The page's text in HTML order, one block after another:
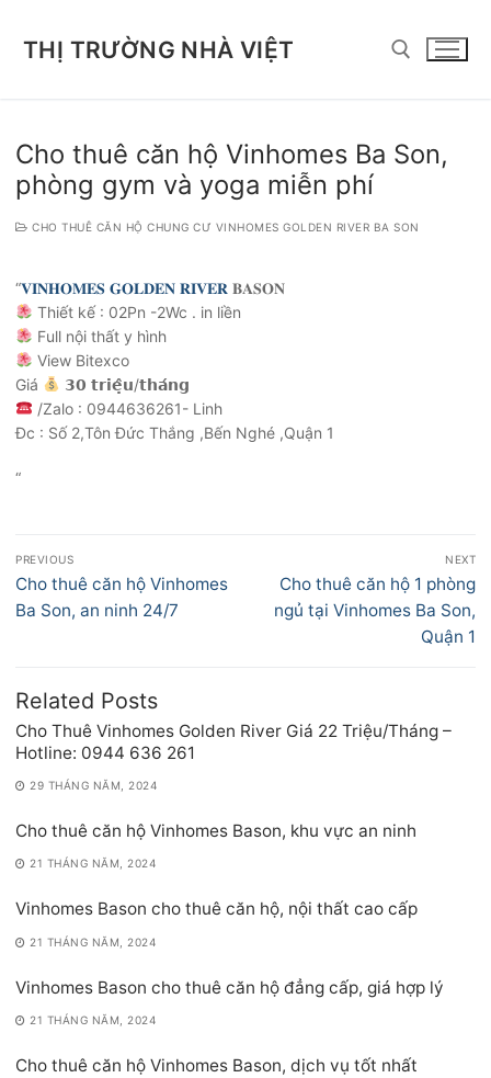
THỊ TRƯỜNG NHÀ VIỆT
Cho thuê căn hộ Vinhomes Ba Son,
phòng gym và yoga miễn phí
CHO THUÊ CĂN HỘ CHUNG CƯ VINHOMES GOLDEN RIVER BA SON
“𝐕𝐈𝐍𝐇𝐎𝐌𝐄𝐒 𝐆𝐎𝐋𝐃𝐄𝐍 𝐑𝐈𝐕𝐄𝐑 𝐁𝐀𝐒𝐎𝐍
Thiết kế : 02Pn -2Wc . in liền
Full nội thất y hình
View Bitexco
Giá
𝟯𝟬 𝘁𝗿𝗶𝗲̣̂𝘂/𝘁𝗵𝗮́𝗻𝗴
/Zalo : 0944636261- Linh
Đc : Số 2,Tôn Đức Thắng ,Bến Nghé ,Quận 1
“
Điều
hướng
bài
PREVIOUS
Previous
post:
Cho thuê căn hộ Vinhomes
Ba Son, an ninh 24/7
NEXT
Next
post:
Cho thuê căn hộ 1 phòng
ngủ tại Vinhomes Ba Son,
Quận 1
Related Posts
Cho Thuê Vinhomes Golden River Giá 22 Triệu/Tháng –
Hotline: 0944 636 261
29 THÁNG NĂM, 2024
Cho thuê căn hộ Vinhomes Bason, khu vực an ninh
21 THÁNG NĂM, 2024
Vinhomes Bason cho thuê căn hộ, nội thất cao cấp
21 THÁNG NĂM, 2024
Vinhomes Bason cho thuê căn hộ đẳng cấp, giá hợp lý
21 THÁNG NĂM, 2024
Cho thuê căn hộ Vinhomes Bason, dịch vụ tốt nhất